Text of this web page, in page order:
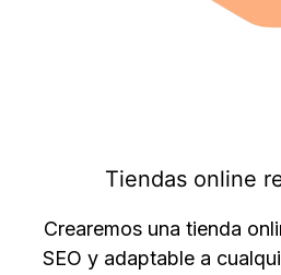
Tiendas online
Crearemos una tienda
SEO y adaptable a